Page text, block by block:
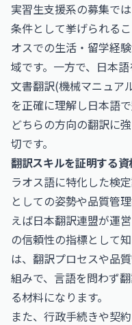
実習生支援系の募集で
条件として挙げられる
オスでの生活・留学経
域です。一方で、日本
文書翻訳(機械マニュア
を正確に理解し日本語
どちらの方向の翻訳に
切です。
翻訳スキルを証明する
ラオス語に特化した検
としての姿勢や品質管
えば日本翻訳連盟が運
の信頼性の指標として知
は、翻訳プロセスや品
組みで、言語を問わず
る材料になります。
また、行政手続きや契